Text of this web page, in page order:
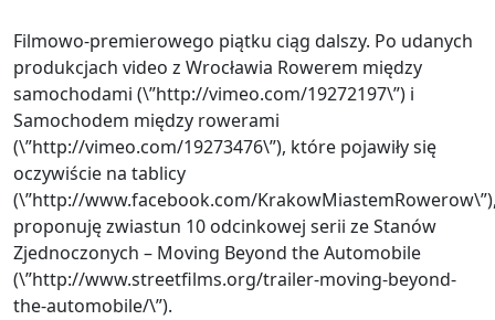
Filmowo-premierowego piątku ciąg dalszy. Po udanych
produkcjach video z Wrocławia Rowerem między
samochodami (\”http://vimeo.com/19272197\”) i
Samochodem między rowerami
(\”http://vimeo.com/19273476\”), które pojawiły się
oczywiście na tablicy
(\”http://www.facebook.com/
proponuję zwiastun 10 odcinkowej serii ze Stanów
Zjednoczonych – Moving Beyond the Automobile
(\”http://www.streetfilms.org/trailer-moving-beyond-
the-automobile/\”).